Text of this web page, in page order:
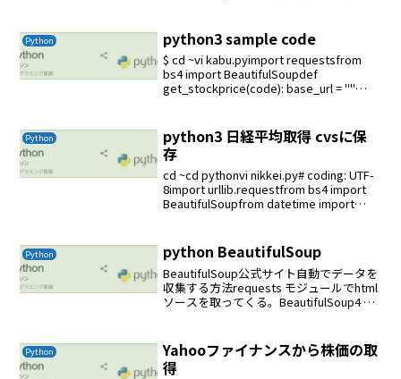
python3ソース<pre clas...
Python python3 sample code
$ cd ~vi kabu.pyimport requestsfrom
bs4 import BeautifulSoupdef
get_stockprice(code): base_url = ""
Python
python3 日経平均取得 cvsに保
存
cd ~cd pythonvi nikkei.py# coding: UTF-
8import urllib.requestfrom bs4 import
BeautifulSoupfrom datetime import
Python python BeautifulSoup
BeautifulSoup公式サイト自動でデータを
収集する方法requests モジュールでhtml
ソースを取ってくる。BeautifulSoup4 モ
Python
Yahooファイナンスから株価の取
得